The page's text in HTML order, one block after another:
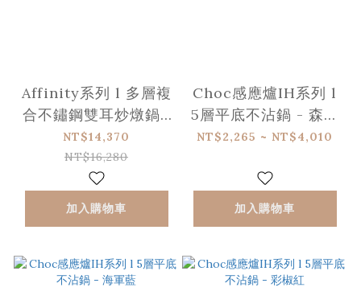
Affinity系列 l 多層複
合不鏽鋼雙耳炒燉鍋 l
含蓋 28cm ✩ 2026
新升級
NT$14,370
NT$16,280
加入購物車
Choc感應爐IH系列 l
5層平底不沾鍋 - 森林
綠
NT$2,265 ~ NT$4,010
加入購物車